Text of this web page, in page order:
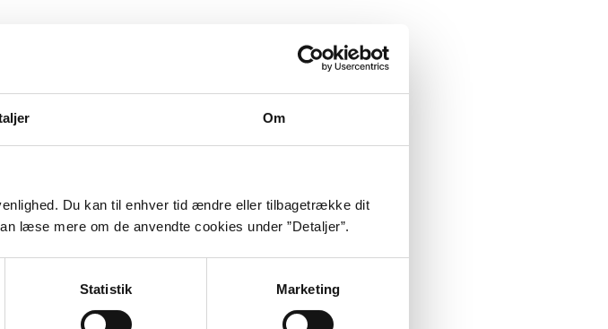
Om
Du kan til enhver tid ændre eller tilbagetrække dit
læse mere om de anvendte cookies under ”Detaljer”.
Statistik Marketing